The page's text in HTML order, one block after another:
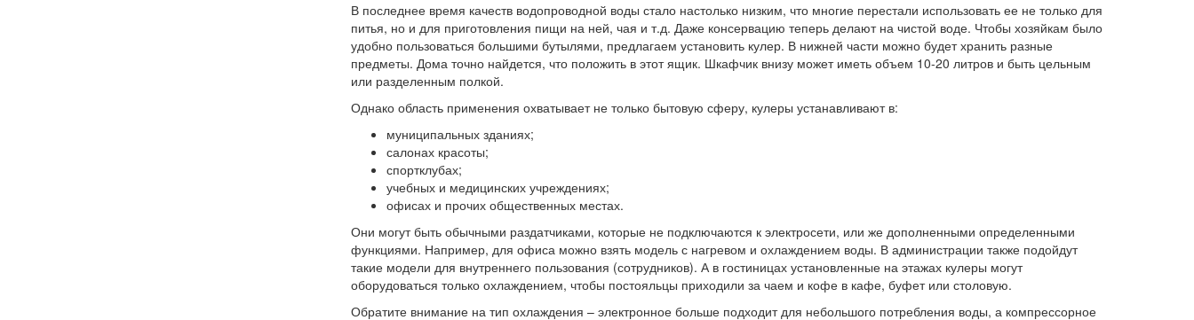
В последнее время качеств водопроводной воды стало настолько низким, что многие перестали использовать ее не только для
питья, но и для приготовления пищи на ней, чая и т.д. Даже консервацию теперь делают на чистой воде. Чтобы хозяйкам было
удобно пользоваться большими бутылями, предлагаем установить кулер. В нижней части можно будет хранить разные
предметы. Дома точно найдется, что положить в этот ящик. Шкафчик внизу может иметь объем 10-20 литров и быть цельным
или разделенным полкой.
Однако область применения охватывает не только бытовую сферу, кулеры устанавливают в:
муниципальных зданиях;
салонах красоты;
спортклубах;
учебных и медицинских учреждениях;
офисах и прочих общественных местах.
Они могут быть обычными раздатчиками, которые не подключаются к электросети, или же дополненными определенными
функциями. Например, для офиса можно взять модель с нагревом и охлаждением воды. В администрации также подойдут
такие модели для внутреннего пользования (сотрудников). А в гостиницах установленные на этажах кулеры могут
оборудоваться только охлаждением, чтобы постояльцы приходили за чаем и кофе в кафе, буфет или столовую.
Обратите внимание на тип охлаждения – электронное больше подходит для небольшого потребления воды, а компрессорное